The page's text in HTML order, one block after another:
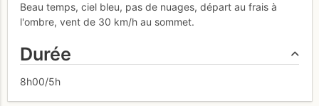
Beau temps, ciel bleu, pas de nuages, départ au frais à
l'ombre, vent de 30 km/h au sommet.
Durée
8h00/5h